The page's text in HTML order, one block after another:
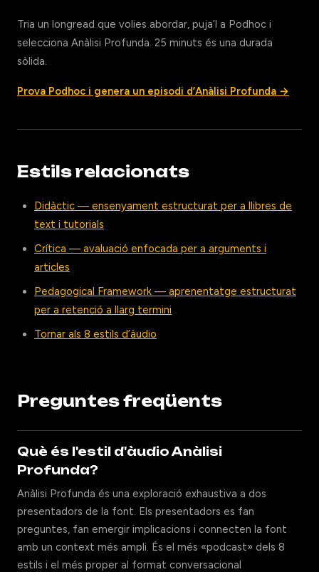
Tria un longread que volies abordar, puja’l a Podhoc i
selecciona Anàlisi Profunda. 25 minuts és una durada
sòlida.
Prova Podhoc i genera un episodi d’Anàlisi Profunda →
Estils relacionats
Didàctic — ensenyament estructurat per a llibres de
text i tutorials
Crítica — avaluació enfocada per a arguments i
articles
Pedagogical Framework — aprenentatge estructurat
per a retenció a llarg termini
Tornar als 8 estils d’àudio
Preguntes freqüents
Què és l'estil d'àudio Anàlisi
Profunda?
Anàlisi Profunda és una exploració exhaustiva a dos
presentadors de la font. Els presentadors es fan
preguntes, fan emergir implicacions i connecten la font
amb un context més ampli. És el més «podcast» dels 8
estils i el més proper al format conversacional